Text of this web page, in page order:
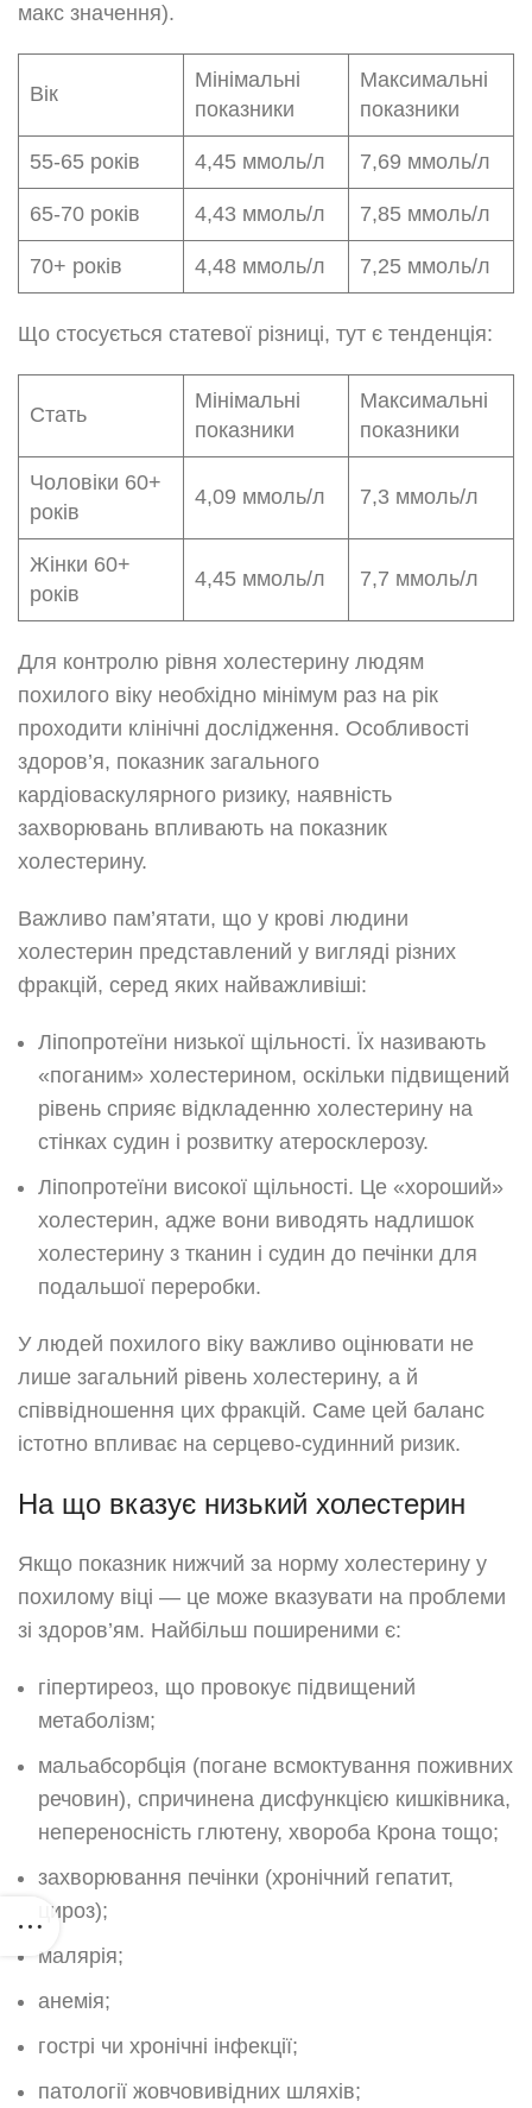
макс значення).
Вік
Мінімальні
показники
Максимальні
показники
55-65 років 4,45 ммоль/л 7,69 ммоль/л
65-70 років 4,43 ммоль/л 7,85 ммоль/л
70+ років 4,48 ммоль/л 7,25 ммоль/л
Що стосується статевої різниці, тут є тенденція:
Стать
Мінімальні
показники
Максимальні
показники
Чоловіки 60+
років
4,09 ммоль/л 7,3 ммоль/л
Жінки 60+
років
4,45 ммоль/л 7,7 ммоль/л
Для контролю рівня холестерину людям
похилого віку необхідно мінімум раз на рік
проходити клінічні дослідження. Особливості
здоров’я, показник загального
кардіоваскулярного ризику, наявність
захворювань впливають на показник
холестерину.
Важливо пам’ятати, що у крові людини
холестерин представлений у вигляді різних
фракцій, серед яких найважливіші:
Ліпопротеїни низької щільності. Їх називають
«поганим» холестерином, оскільки підвищений
рівень сприяє відкладенню холестерину на
стінках судин і розвитку атеросклерозу.
Ліпопротеїни високої щільності. Це «хороший»
холестерин, адже вони виводять надлишок
холестерину з тканин і судин до печінки для
подальшої переробки.
У людей похилого віку важливо оцінювати не
лише загальний рівень холестерину, а й
співвідношення цих фракцій. Саме цей баланс
істотно впливає на серцево-судинний ризик.
На що вказує низький холестерин
Якщо показник нижчий за норму холестерину у
похилому віці — це може вказувати на проблеми
зі здоров’ям. Найбільш поширеними є:
гіпертиреоз, що провокує підвищений
метаболізм;
мальабсорбція (погане всмоктування поживних
речовин), спричинена дисфункцією кишківника,
непереносність глютену, хвороба Крона тощо;
захворювання печінки (хронічний гепатит,
цироз);
малярія;
анемія;
гострі чи хронічні інфекції;
патології жовчовивідних шляхів;